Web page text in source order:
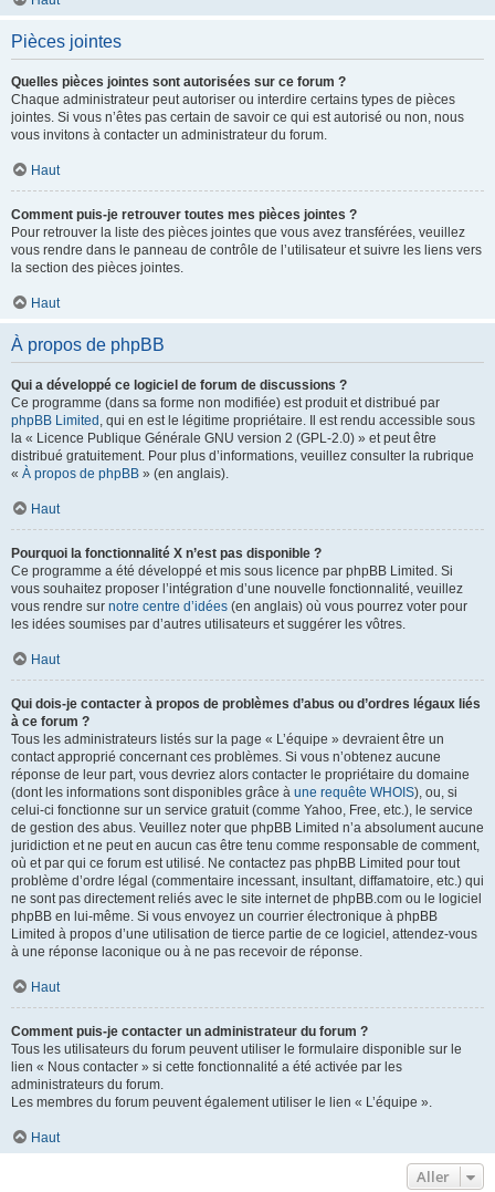
Pièces jointes
Quelles pièces jointes sont autorisées sur ce forum ?
Chaque administrateur peut autoriser ou interdire certains types de pièces
jointes. Si vous n’êtes pas certain de savoir ce qui est autorisé ou non, nous
vous invitons à contacter un administrateur du forum.
Haut
Comment puis-je retrouver toutes mes pièces jointes ?
Pour retrouver la liste des pièces jointes que vous avez transférées, veuillez
vous rendre dans le panneau de contrôle de l’utilisateur et suivre les liens vers
la section des pièces jointes.
Haut
À propos de phpBB
Qui a développé ce logiciel de forum de discussions ?
Ce programme (dans sa forme non modifiée) est produit et distribué par
phpBB Limited , qui en est le légitime propriétaire. Il est rendu accessible sous
la « Licence Publique Générale GNU version 2 (GPL-2.0) » et peut être
distribué gratuitement. Pour plus d’informations, veuillez consulter la rubrique
« À propos de phpBB » (en anglais).
Haut
Pourquoi la fonctionnalité X n’est pas disponible ?
Ce programme a été développé et mis sous licence par phpBB Limited. Si
vous souhaitez proposer l’intégration d’une nouvelle fonctionnalité, veuillez
vous rendre sur notre centre d’idées (en anglais) où vous pourrez voter pour
les idées soumises par d’autres utilisateurs et suggérer les vôtres.
Haut
Qui dois-je contacter à propos de problèmes d’abus ou d’ordres légaux liés
à ce forum ?
Tous les administrateurs listés sur la page « L’équipe » devraient être un
contact approprié concernant ces problèmes. Si vous n’obtenez aucune
réponse de leur part, vous devriez alors contacter le propriétaire du domaine
(dont les informations sont disponibles grâce à une requête WHOIS), ou, si
celui-ci fonctionne sur un service gratuit (comme Yahoo, Free, etc.), le service
de gestion des abus. Veuillez noter que phpBB Limited n’a absolument aucune
juridiction et ne peut en aucun cas être tenu comme responsable de comment,
où et par qui ce forum est utilisé. Ne contactez pas phpBB Limited pour tout
problème d’ordre légal (commentaire incessant, insultant, diffamatoire, etc.) qui
ne sont pas directement reliés avec le site internet de phpBB.com ou le logiciel
phpBB en lui-même. Si vous envoyez un courrier électronique à phpBB
Limited à propos d’une utilisation de tierce partie de ce logiciel, attendez-vous
à une réponse laconique ou à ne pas recevoir de réponse.
Haut
Comment puis-je contacter un administrateur du forum ?
Tous les utilisateurs du forum peuvent utiliser le formulaire disponible sur le
lien « Nous contacter » si cette fonctionnalité a été activée par les
administrateurs du forum.
Les membres du forum peuvent également utiliser le lien « L’équipe ».
Haut
Aller